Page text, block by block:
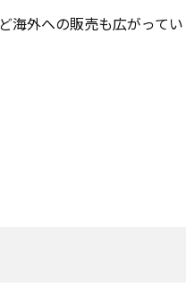
海外への販売も広がってい